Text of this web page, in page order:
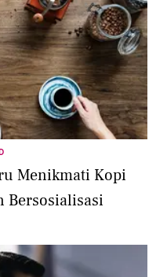
Menikmati Kopi
Bersosialisasi